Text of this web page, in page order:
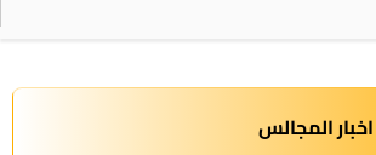
اخبار المجالس